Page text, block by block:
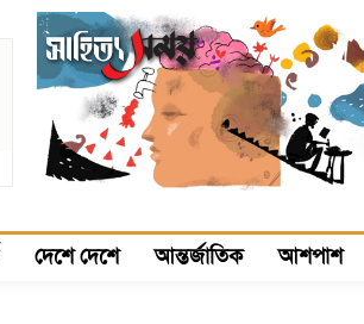
দেশে দেশে আন্তর্জাতিক আশপাশ